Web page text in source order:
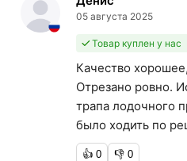
05 августа 2025
Товар куплен у нас
Качество
Отрезано ровно.
трапа лодочного
было ходить по
👍 0 👎 0